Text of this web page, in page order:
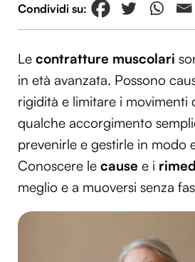
Le contratture muscolari
in età avanzata. Possono
rigidità e limitare i movimenti
qualche accorgimento
prevenirle e gestirle in modo
Conoscere le cause e i
meglio e a muoversi senza